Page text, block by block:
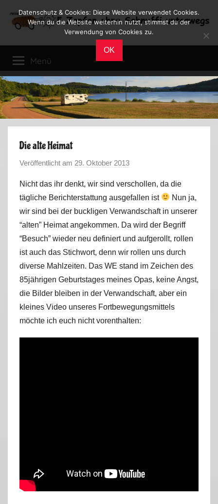
Inhalt
Reiseblog
Leben
im
Wohnmobil
Menü
Die alte Heimat
Veröffentlicht am 29. Oktober 2013
n
M
a
r
k
u
s
Nicht das ihr denkt, wir sind verschollen, da die
tägliche Berichterstattung ausgefallen ist
Nun ja,
wir sind bei der buckligen Verwandschaft in unserer
“alten” Heimat angekommen. Da wird der Begriff
“Besuch” wieder neu definiert und aufgerollt, rollen
ist auch das Stichwort, denn wir rollen uns durch
diverse Mahlzeiten. Das WE stand im Zeichen des
85jährigen Geburtstages meines Opas, keine Angst,
die Bilder bleiben in der Verwandschaft, aber ein
kleines Video unseres Fortbewegungsmittels
möchte ich euch nicht vorenthalten:
Datenschutz & Cookies: Diese Website verwendet Cookies.
Wenn du die Website weiterhin nutzt, stimmst du der
Verwendung von Cookies zu.
OK